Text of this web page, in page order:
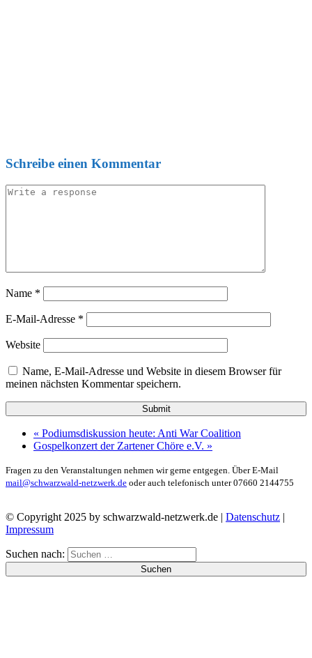
Schreibe einen Kommentar
Name *
E-Mail-Adresse *
Website
Name, E-Mail-Adresse und Website in diesem Browser für
meinen nächsten Kommentar speichern.
« Podiumsdiskussion heute: Anti War Coalition
Gospelkonzert der Zartener Chöre e.V. »
Fragen zu den Veranstaltungen nehmen wir gerne entgegen. Über E-Mail
mail@schwarzwald-netzwerk.de oder auch telefonisch unter 07660 2144755
© Copyright 2025 by schwarzwald-netzwerk.de | Datenschutz |
Impressum
Suchen nach: